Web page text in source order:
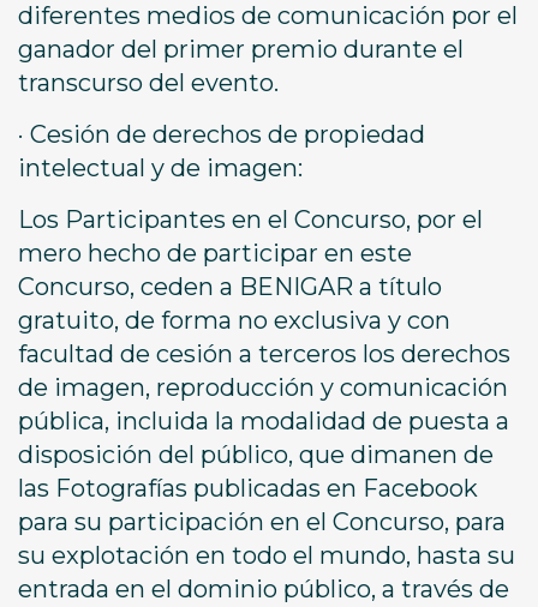
diferentes medios de comunicación por el
ganador del primer premio durante el
transcurso del evento.
· Cesión de derechos de propiedad
intelectual y de imagen:
Los Participantes en el Concurso, por el
mero hecho de participar en este
Concurso, ceden a BENIGAR a título
gratuito, de forma no exclusiva y con
facultad de cesión a terceros los derechos
de imagen, reproducción y comunicación
pública, incluida la modalidad de puesta a
disposición del público, que dimanen de
las Fotografías publicadas en Facebook
para su participación en el Concurso, para
su explotación en todo el mundo, hasta su
entrada en el dominio público, a través de